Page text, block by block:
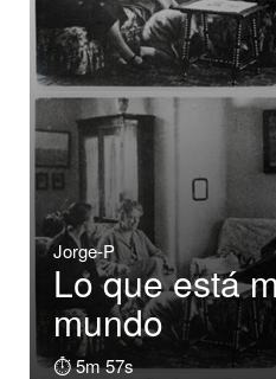
Jorge-P
Lo que está
mundo
⏱️ 5m 57s